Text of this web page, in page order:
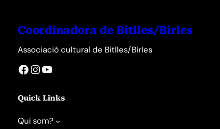
Coordinadora de Bitlles/Birles
Associació cultural de Bitlles/Birles
Facebook InstagramYouTube
Quick Links
Qui som?